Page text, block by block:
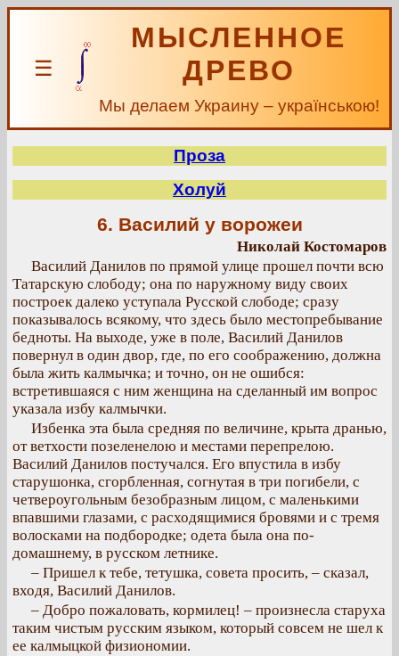
☰
МЫСЛЕННОЕ
ДРЕВО
Мы делаем Украину – українською!
Проза
Холуй
6. Василий у ворожеи
Николай Костомаров
Василий Данилов по прямой улице прошел почти всю
Татарскую слободу; она по наружному виду своих
построек далеко уступала Русской слободе; сразу
показывалось всякому, что здесь было местопребывание
бедноты. На выходе, уже в поле, Василий Данилов
повернул в один двор, где, по его соображению, должна
была жить калмычка; и точно, он не ошибся:
встретившаяся с ним женщина на сделанный им вопрос
указала избу калмычки.
Избенка эта была средняя по величине, крыта дранью,
от ветхости позеленелою и местами перепрелою.
Василий Данилов постучался. Его впустила в избу
старушонка, сгорбленная, согнутая в три погибели, с
четвероугольным безобразным лицом, с маленькими
впавшими глазами, с расходящимися бровями и с тремя
волосками на подбородке; одета была она по-
домашнему, в русском летнике.
– Пришел к тебе, тетушка, совета просить, – сказал,
входя, Василий Данилов.
– Добро пожаловать, кормилец! – произнесла старуха
таким чистым русским языком, который совсем не шел к
ее калмыцкой физиономии.